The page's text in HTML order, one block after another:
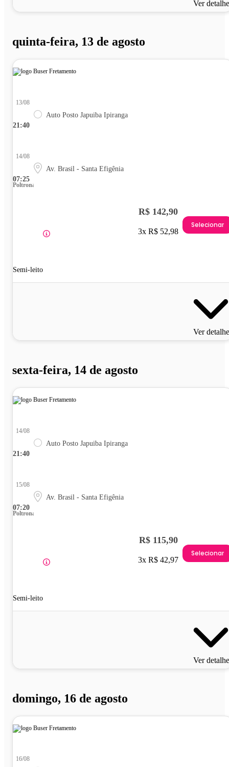
Ver
quinta-feira, 13 de agosto
21:40
13/08
Auto Posto Japuiba Ipiranga
07:25
14/08
Av. Brasil - Santa Efigênia
Poltrona
Semi-leito
R$ 142,90
3x R$ 52,98
Selecionar
Ver
sexta-feira, 14 de agosto
21:40
14/08
Auto Posto Japuiba Ipiranga
07:20
15/08
Av. Brasil - Santa Efigênia
Poltrona
Semi-leito
R$ 115,90
3x R$ 42,97
Selecionar
Ver
domingo, 16 de agosto
16/08